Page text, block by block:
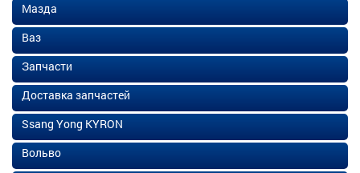
Мазда
Ваз
Запчасти
Доставка запчастей
Ssang Yong KYRON
Вольво